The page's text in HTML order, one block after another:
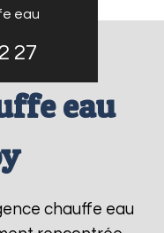
eau
27
eau
chauffe eau